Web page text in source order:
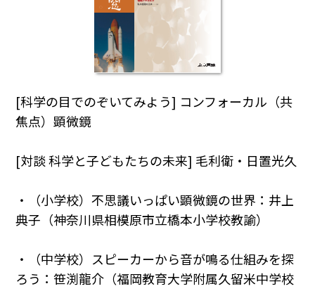
[科学の目でのぞいてみよう] コンフォーカル（共
焦点）顕微鏡
[対談 科学と子どもたちの未来] 毛利衛・日置光久
・（小学校）不思議いっぱい顕微鏡の世界：井上
典子（神奈川県相模原市立橋本小学校教諭）
・（中学校）スピーカーから音が鳴る仕組みを探
ろう：笹渕龍介（福岡教育大学附属久留米中学校